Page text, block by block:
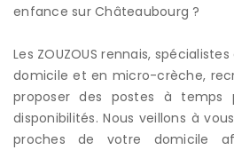
enfance sur Châteaubourg ?
Les ZOUZOUS rennais,
domicile et en micro-crèche,
proposer des postes à temps
disponibilités. Nous veillons à
proches de votre domicile